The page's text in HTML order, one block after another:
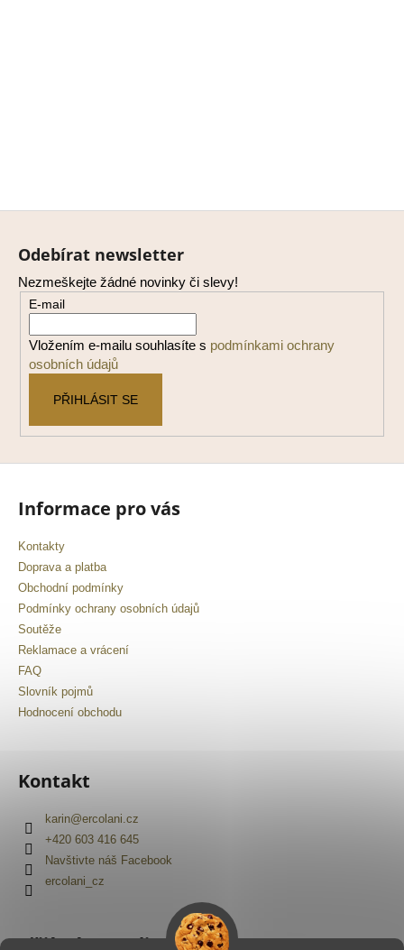
Z
Odebírat newsletter
Nezmeškejte žádné novinky či slevy!
E-mail
Vložením e-mailu souhlasíte s podmínkami ochrany
osobních údajů
PŘIHLÁSIT SE
Informace pro vás
Kontakty
Doprava a platba
Obchodní podmínky
Podmínky ochrany osobních údajů
Soutěže
Reklamace a vrácení
FAQ
Slovník pojmů
Hodnocení obchodu
Kontakt
karin@ercolani.cz
+420 603 416 645
Navštivte náš Facebook
ercolani_cz
Přijímáme online platby